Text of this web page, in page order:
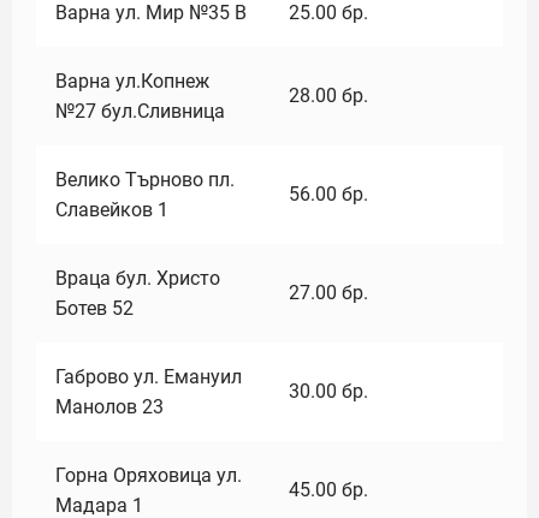
Варна ул. Мир №35 В 25.00 бр.
Варна ул.Копнеж
№27 бул.Сливница
28.00 бр.
Велико Търново пл.
Славейков 1
56.00 бр.
Враца бул. Христо
Ботев 52
27.00 бр.
Габрово ул. Емануил
Манолов 23
30.00 бр.
Горна Оряховица ул.
Мадара 1
45.00 бр.